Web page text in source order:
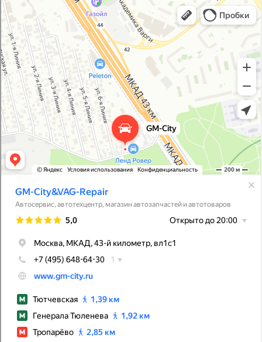
GM-City&VAG-Repair
Автосервис, автотехцентр в Москве
Магазин автозапчастей и автотоваров в Москве